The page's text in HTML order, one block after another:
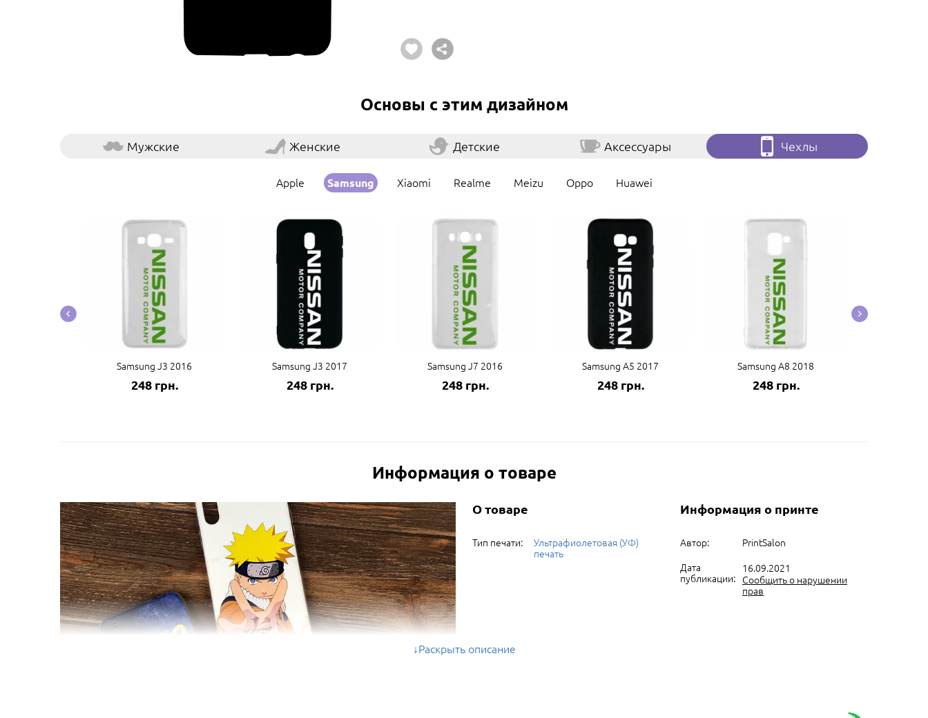
Основы с этим дизайном
Мужские Женские Детские Аксессуары Чехлы
Apple Samsung Xiaomi Realme Meizu Oppo Huawei
Samsung J3 2016
248 грн.
Samsung J3 2017
248 грн.
Samsung J7 2016
248 грн.
Samsung A5 2017
248 грн.
Samsung A8 2018
248 грн.
Информация о товаре
О товаре
Тип печати:
Ультрафиолетовая (УФ)
печать
Информация о принте
Автор:
PrintSalon
Дата
публикации:
16.09.2021
Сообщить о нарушении
прав
Раскрыть описание